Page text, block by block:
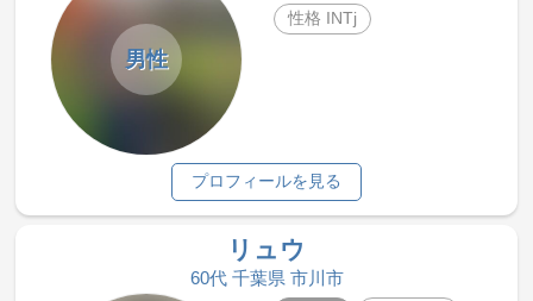
男性
性格 INTj
プロフィールを見る
リュウ
60代 千葉県 市川市